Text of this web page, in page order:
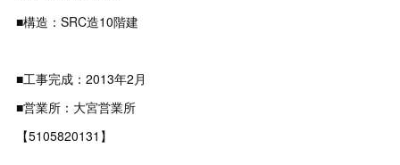
■構造：SRC造10階建
■工事完成：2013年2月
■営業所：大宮営業所
【5105820131】